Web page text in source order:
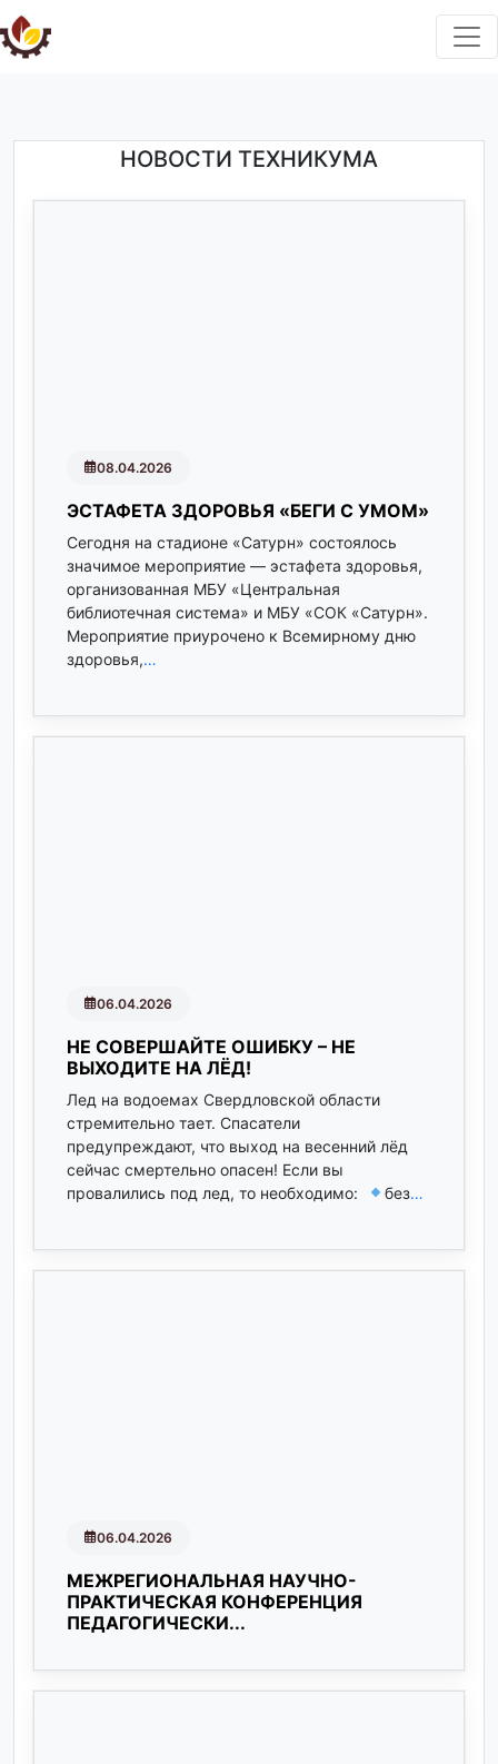
НОВОСТИ ТЕХНИКУМА
08.04.2026
ЭСТАФЕТА ЗДОРОВЬЯ «БЕГИ С УМОМ»
Сегодня на стадионе «Сатурн» состоялось
значимое мероприятие — эстафета здоровья,
организованная МБУ «Центральная
библиотечная система» и МБУ «СОК «Сатурн».
Мероприятие приурочено к Всемирному дню
здоровья,…
06.04.2026
НЕ СОВЕРШАЙТЕ ОШИБКУ – НЕ
ВЫХОДИТЕ НА ЛЁД!
Лед на водоемах Свердловской области
стремительно тает. Спасатели
предупреждают, что выход на весенний лёд
сейчас смертельно опасен! Если вы
провалились под лед, то необходимо:
без…
06.04.2026
МЕЖРЕГИОНАЛЬНАЯ НАУЧНО-
ПРАКТИЧЕСКАЯ КОНФЕРЕНЦИЯ
ПЕДАГОГИЧЕСКИ...